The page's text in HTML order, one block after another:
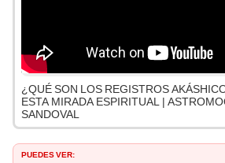
¿QUÉ SON LOS REGISTROS
ESTA MIRADA ESPIRITUAL |
SANDOVAL
PUEDES VER: